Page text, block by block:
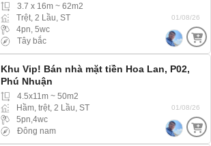
3.7 x 16m ~ 62m2
Trệt, 2 Lầu, ST
4pn, 5wc
Tây bắc
01/08/26
Khu Vip! Bán nhà mặt tiền Hoa Lan, P02,
Phú Nhuận
4.5x11m ~ 50m2
Hầm, trệt, 2 Lầu, ST
5pn,4wc
Đông nam
01/08/26